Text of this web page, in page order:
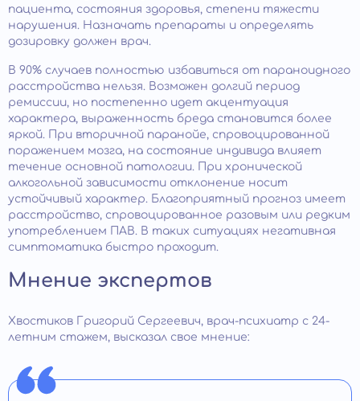
пациента, состояния здоровья, степени тяжести
нарушения. Назначать препараты и определять
дозировку должен врач.
В 90% случаев полностью избавиться от параноидного
расстройства нельзя. Возможен долгий период
ремиссии, но постепенно идет акцентуация
характера, выраженность бреда становится более
яркой. При вторичной паранойе, спровоцированной
поражением мозга, на состояние индивида влияет
течение основной патологии. При хронической
алкогольной зависимости отклонение носит
устойчивый характер. Благоприятный прогноз имеет
расстройство, спровоцированное разовым или редким
употреблением ПАВ. В таких ситуациях негативная
симптоматика быстро проходит.
Мнение экспертов
Хвостиков Григорий Сергеевич, врач-психиатр с 24-
летним стажем, высказал свое мнение: